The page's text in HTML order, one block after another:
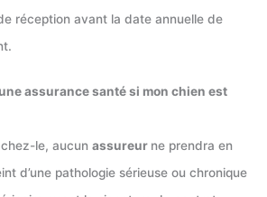
réception avant la date annuelle de
assurance santé si mon chien est
le, aucun assureur ne prendra en
d’une pathologie sérieuse ou chronique